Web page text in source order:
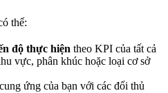
thể:
độ thực hiện theo KPI của tất cả
vực, phân khúc hoặc loại cơ sở
ứng của bạn với các đối thủ